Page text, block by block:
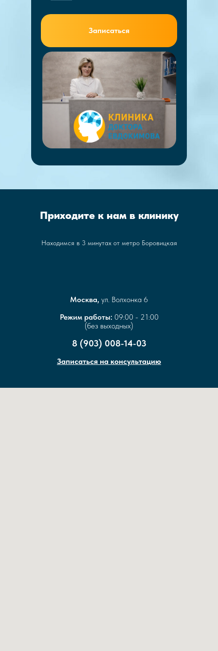
Записаться
Приходите к нам в клинику
Находимся в 3 минутах от метро Боровицкая
Москва, ул. Волхонка 6
Режим работы: 09:00 - 21:00
(без выходных)
8 (903) 008-14-03
Записаться на консультацию